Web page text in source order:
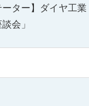
ーター】ダイヤ工業
会」